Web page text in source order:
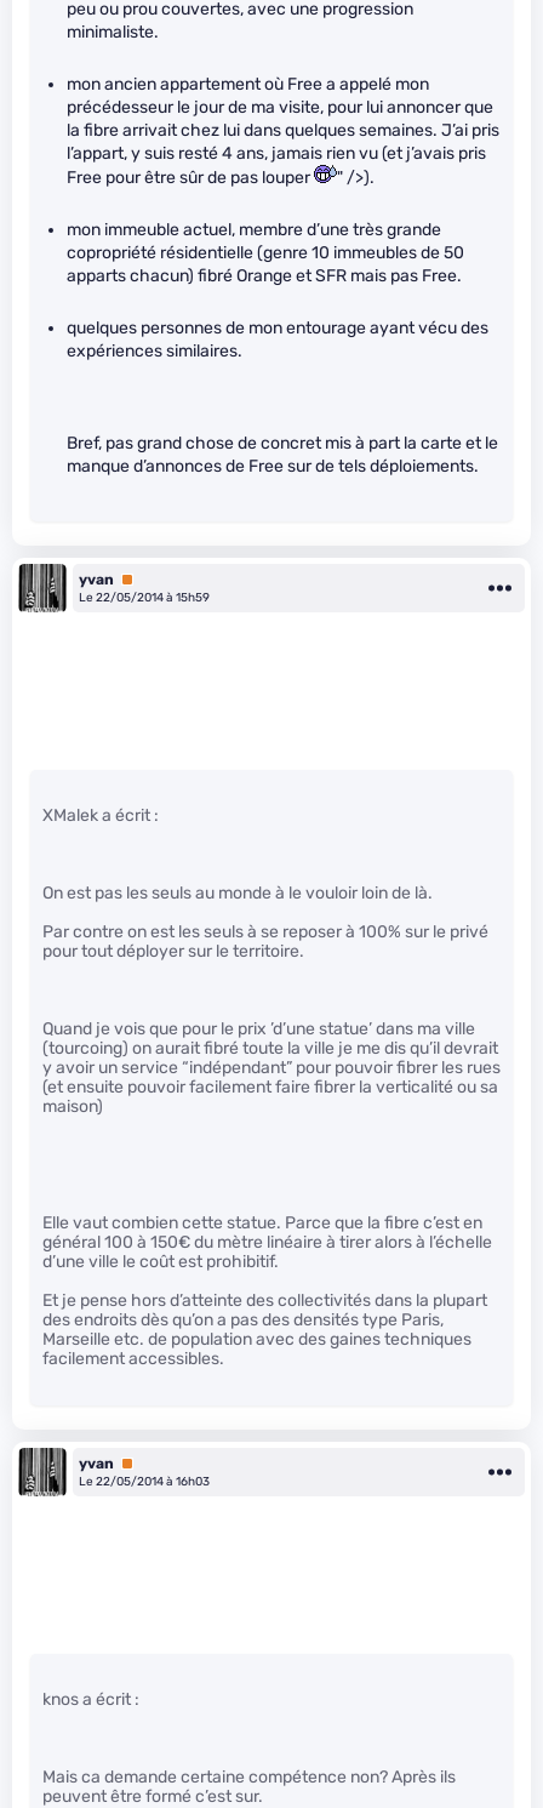
peu ou prou couvertes, avec une progression
minimaliste.
mon ancien appartement où Free a appelé mon
précédesseur le jour de ma visite, pour lui annoncer que
la fibre arrivait chez lui dans quelques semaines. J’ai pris
l’appart, y suis resté 4 ans, jamais rien vu (et j’avais pris
Free pour être sûr de pas louper
" />).
mon immeuble actuel, membre d’une très grande
copropriété résidentielle (genre 10 immeubles de 50
apparts chacun) fibré Orange et SFR mais pas Free.
quelques personnes de mon entourage ayant vécu des
expériences similaires.
Bref, pas grand chose de concret mis à part la carte et le
manque d’annonces de Free sur de tels déploiements.
yvan
Premium
Le 22/05/2014 à 15h59
XMalek a écrit :
On est pas les seuls au monde à le vouloir loin de là.
Par contre on est les seuls à se reposer à 100% sur le privé
pour tout déployer sur le territoire.
Quand je vois que pour le prix ’d’une statue’ dans ma ville
(tourcoing) on aurait fibré toute la ville je me dis qu’il devrait
y avoir un service “indépendant” pour pouvoir fibrer les rues
(et ensuite pouvoir facilement faire fibrer la verticalité ou sa
maison)
Elle vaut combien cette statue. Parce que la fibre c’est en
général 100 à 150€ du mètre linéaire à tirer alors à l’échelle
d’une ville le coût est prohibitif.
Et je pense hors d’atteinte des collectivités dans la plupart
des endroits dès qu’on a pas des densités type Paris,
Marseille etc. de population avec des gaines techniques
facilement accessibles.
yvan
Premium
Le 22/05/2014 à 16h03
knos a écrit :
Mais ca demande certaine compétence non? Après ils
peuvent être formé c’est sur.